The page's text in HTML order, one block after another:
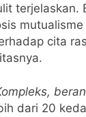
terjelaskan.
cita
dari 20